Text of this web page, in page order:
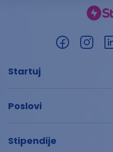
Startuj
Poslovi
Stipendije